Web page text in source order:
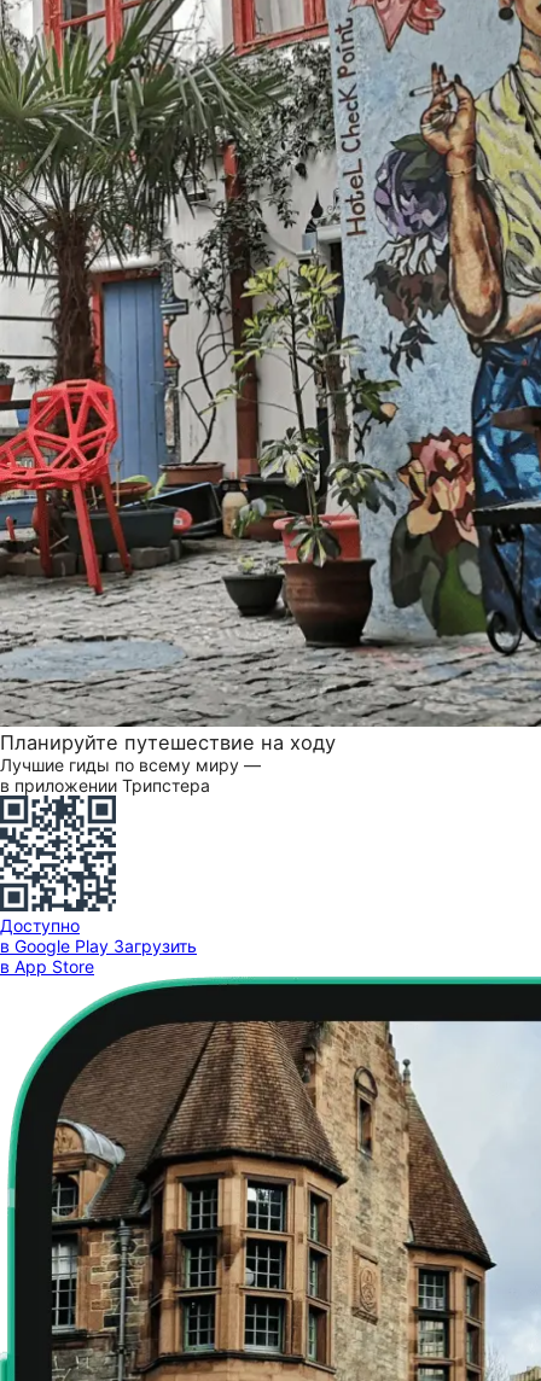
Планируйте путешествие на ходу
Лучшие гиды по всему миру —
в приложении Трипстера
Доступно
в Google Play Загрузить
в App Store